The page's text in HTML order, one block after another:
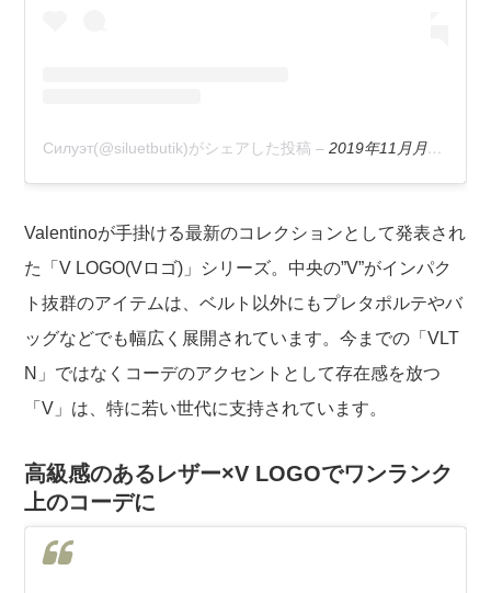
Силуэт(@siluetbutik)がシェアした投稿 –2019年11月月4日午後9時19分PST
Valentinoが手掛ける最新のコレクションとして発表され
た「V LOGO(Vロゴ)」シリーズ。中央の”V”がインパク
ト抜群のアイテムは、ベルト以外にもプレタポルテやバ
ッグなどでも幅広く展開されています。今までの「VLT
N」ではなくコーデのアクセントとして存在感を放つ
「V」は、特に若い世代に支持されています。
高級感のあるレザー×V LOGOでワンランク
上のコーデに